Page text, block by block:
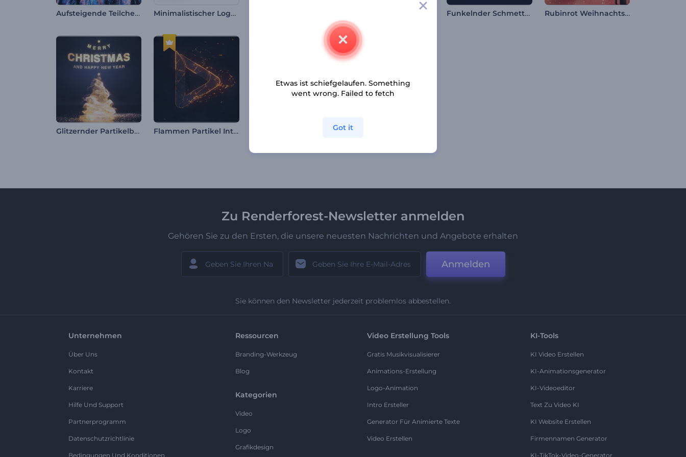
Aufsteigende Teilchenwellen-Logo Minimalistischer Logo Opener Funkelnder Schmetterling – Intro Rubinrot Weihnachtslogo
Glitzernder Partikelbaum Intro Flammen Partikel Intro Vibrierende Visuals Intro Mode Promo Opener
Zu Renderforest-Newsletter anmelden
Gehören Sie zu den Ersten, die unsere neuesten Nachrichten und Angebote erhalten
Anmelden
Sie können den Newsletter jederzeit problemlos abbestellen.
Unternehmen
Über Uns
Kontakt
Karriere
Hilfe Und Support
Partnerprogramm
Datenschutzrichtlinie
Bedingungen Und Konditionen
Ressourcen
Branding-Werkzeug
Blog
Kategorien
Video
Logo
Grafikdesign
Video Erstellung Tools
Gratis Musikvisualisierer
Animations-Erstellung
Logo-Animation
Intro Ersteller
Generator Für Animierte Texte
Video Erstellen
KI-Tools
KI Video Erstellen
KI-Animationsgenerator
KI-Videoeditor
Text Zu Video KI
KI Website Erstellen
Firmennamen Generator
KI-TikTok-Video-Generator
Etwas ist schiefgelaufen. Something
went wrong. Failed to fetch
Got it